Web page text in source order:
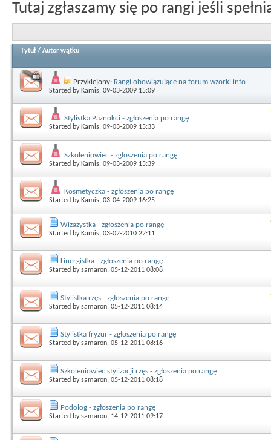
Tutaj zgłaszamy się po rangi jeśli
Tytuł / Autor wątku
Przyklejony: Rangi obowiązujące na forum.wzorki.info
Started by Kamis, 09-03-2009 15:09
Stylistka Paznokci - zgłoszenia po rangę
Started by Kamis, 09-03-2009 15:33
Szkoleniowiec - zgłoszenia po rangę
Started by Kamis, 09-03-2009 15:39
Kosmetyczka - zgłoszenia po rangę
Started by Kamis, 03-04-2009 16:25
Wizażystka - zgłoszenia po rangę
Started by Kamis, 03-02-2010 22:11
Linergistka - zgłoszenia po rangę
Started bysamaron, 05-12-2011 08:08
Stylistka rzęs - zgłoszenia po rangę
Started bysamaron, 05-12-2011 08:14
Stylistka fryzur - zgłoszenia po rangę
Started bysamaron, 05-12-2011 08:16
Szkoleniowiec stylizacji rzęs - zgłoszenia po rangę
Started bysamaron, 05-12-2011 08:18
Podolog - zgłoszenia po rangę
Started bysamaron, 14-12-2011 09:17